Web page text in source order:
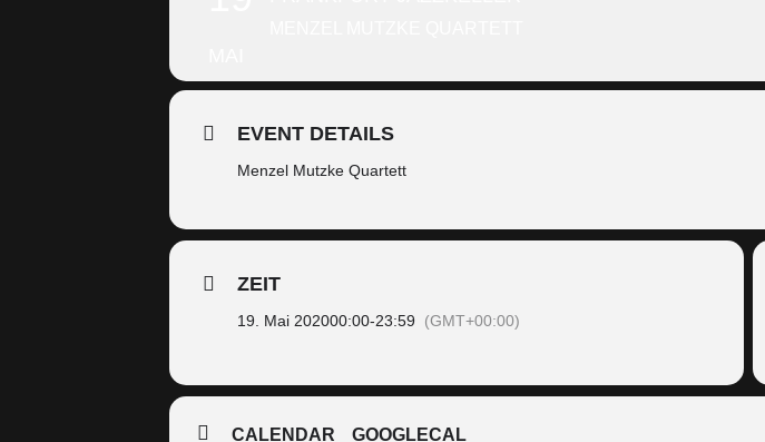
EVENT DETAILS
Menzel Mutzke Quartett
ZEIT
19. Mai 202000:00-23:59 (GMT+00:00)
CALENDAR GOOGLECAL